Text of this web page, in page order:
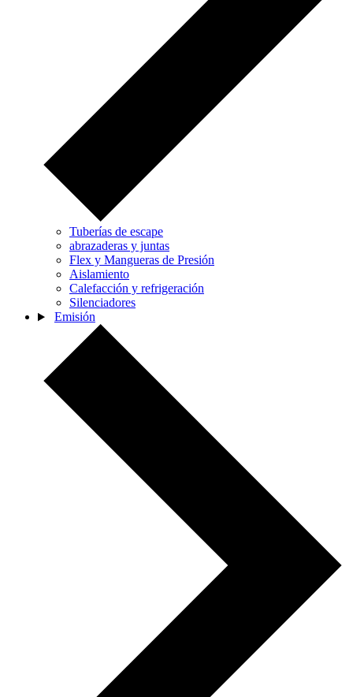
Tuberías de escape
abrazaderas y juntas
Flex y Mangueras de Presión
Aislamiento
Calefacción y refrigeración
Silenciadores
Emisión